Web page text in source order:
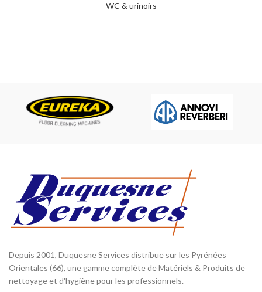
WC & urinoirs
Depuis 2001, Duquesne Services distribue sur les Pyrénées
Orientales (66), une gamme complète de Matériels & Produits de
nettoyage et d'hygiène pour les professionnels.